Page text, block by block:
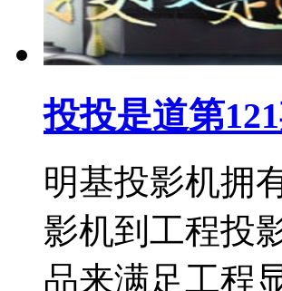
投投是道第
明基投影机拥
影机到工程投
品来满足工程